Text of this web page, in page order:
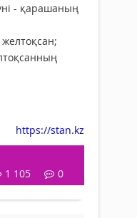
- қарашаның
https://stan.kz
1 105 0